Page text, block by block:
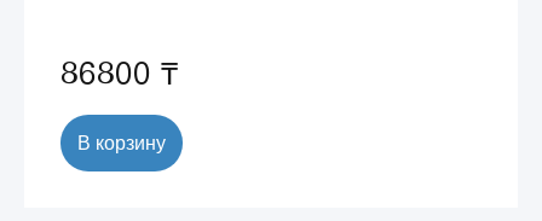
86800 ₸
В корзину